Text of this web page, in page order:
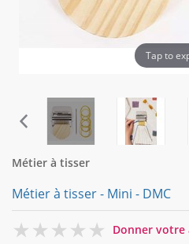
Tap to
Métier à tisser
Métier à tisser - Mini - DMC
0
Donner votre